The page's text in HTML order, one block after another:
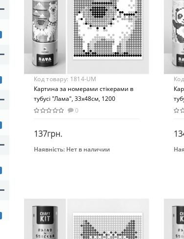
Код товару: 1814-UM
Картина за номерами стікерами в
тубусі "Лама", 33х48см, 1200
стікерів. 18140
137грн.
Закінчився
Наявність: Нет в наличии
Возраст
От 8 лет
Материал
От